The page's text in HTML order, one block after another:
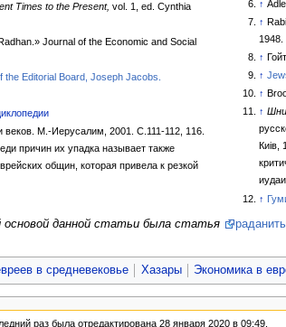
Times to the Present, vol. 1, ed. Cynthia
Journal of the Economic and Social
М.-Иерусалим, 2001. С.111-112, 116.
причин их упадка называет также
общин, которая привела к резкой
↑
↑
↑
↑
↑
↑
Киiв,
↑
основой данной статьи была статья
в средневековье Хазары Экономика в
раз была отредактирована 28 января 2020 в 09:49.